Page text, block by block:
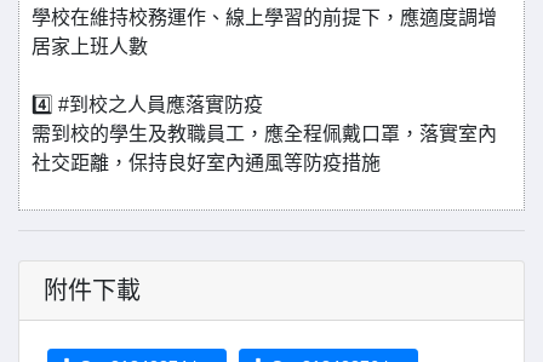
學校在維持校務運作、線上學習的前提下，應適度調增
居家上班人數
4️⃣ #到校之人員應落實防疫
需到校的學生及教職員工，應全程佩戴口罩，落實室內
社交距離，保持良好室內通風等防疫措施
附件下載